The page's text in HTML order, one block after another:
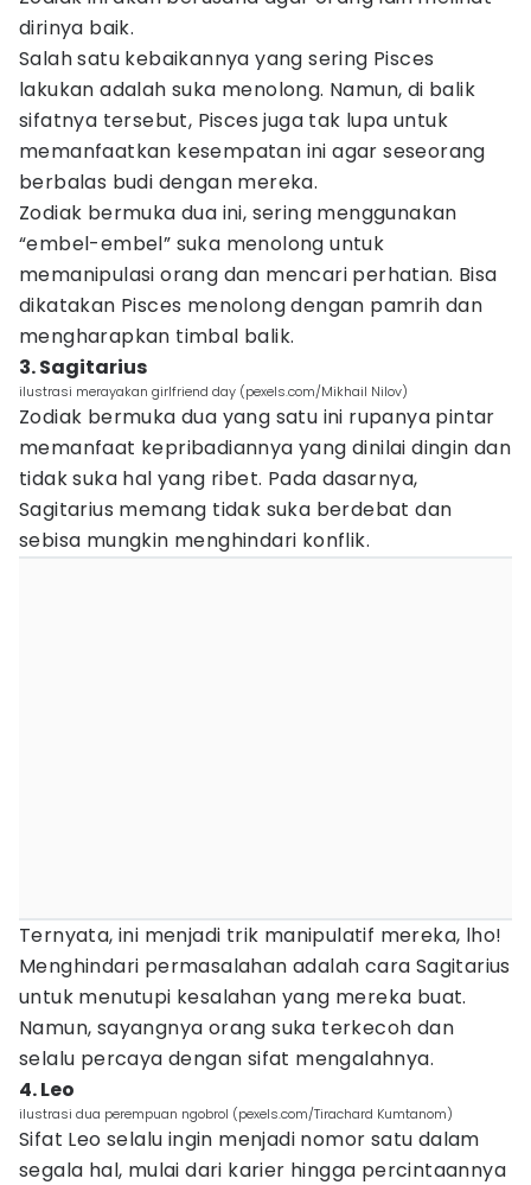
dirinya baik.
Salah satu kebaikannya yang sering Pisces
lakukan adalah suka menolong. Namun, di balik
sifatnya tersebut, Pisces juga tak lupa untuk
memanfaatkan kesempatan ini agar seseorang
berbalas budi dengan mereka.
Zodiak bermuka dua ini, sering menggunakan
“embel-embel” suka menolong untuk
memanipulasi orang dan mencari perhatian. Bisa
dikatakan Pisces menolong dengan pamrih dan
mengharapkan timbal balik.
3. Sagitarius
ilustrasi merayakan girlfriend day (pexels.com/Mikhail Nilov)
Zodiak bermuka dua yang satu ini rupanya pintar
memanfaat kepribadiannya yang dinilai dingin dan
tidak suka hal yang ribet. Pada dasarnya,
Sagitarius memang tidak suka berdebat dan
sebisa mungkin menghindari konflik.
Ternyata, ini menjadi trik manipulatif mereka, lho!
Menghindari permasalahan adalah cara Sagitarius
untuk menutupi kesalahan yang mereka buat.
Namun, sayangnya orang suka terkecoh dan
selalu percaya dengan sifat mengalahnya.
4. Leo
ilustrasi dua perempuan ngobrol (pexels.com/Tirachard Kumtanom)
Sifat Leo selalu ingin menjadi nomor satu dalam
segala hal, mulai dari karier hingga percintaannya